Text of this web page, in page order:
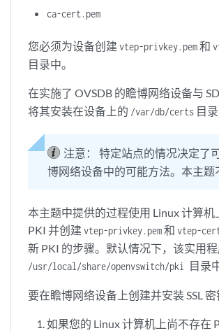
ca-cert.pem
您必须为设备创建 vtep-privkey.pem和
目录中。
在实施了 OVSDB 的瞻博网络设备与
将其安装在设备上的 /var/db/certs 目录
注意： 特定站点的情况决定了
博网络设备中的可能方法。本主题
本主题中提供的过程使用 Linux 计算
PKI 并创建 vtep-privkey.pem和 vtep-
新 PKI 的步骤。默认情况下，该实用
/usr/local/share/openvswitch/pki 目录
要在瞻博网络设备上创建并安装 SSL 密
如果您的 Linux 计算机上尚不存在